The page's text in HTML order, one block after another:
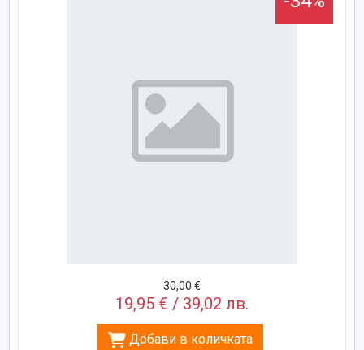
30,00 €
19,95 € / 39,02 лв.
Добави в количката